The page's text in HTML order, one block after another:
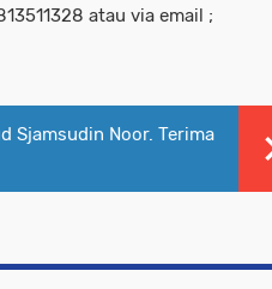
atau via email ;
Sjamsudin Noor. Terima